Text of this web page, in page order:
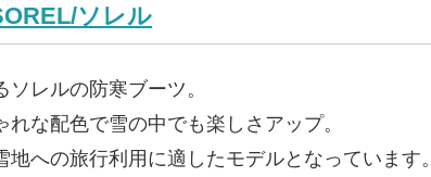
ソレル
レルの防寒ブーツ。
な配色で雪の中でも楽しさアップ。
への旅行利用に適したモデルとなっています。